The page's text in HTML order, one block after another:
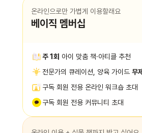
온라인으로만 가볍게 이용할래요
베이직 멤버십
주 1회 아이 맞춤 책·아티클 추천
전문가의 큐레이션, 양육 가이드 무
구독 회원 전용 온라인 워크숍 초대
구독 회원 전용 커뮤니티 초대